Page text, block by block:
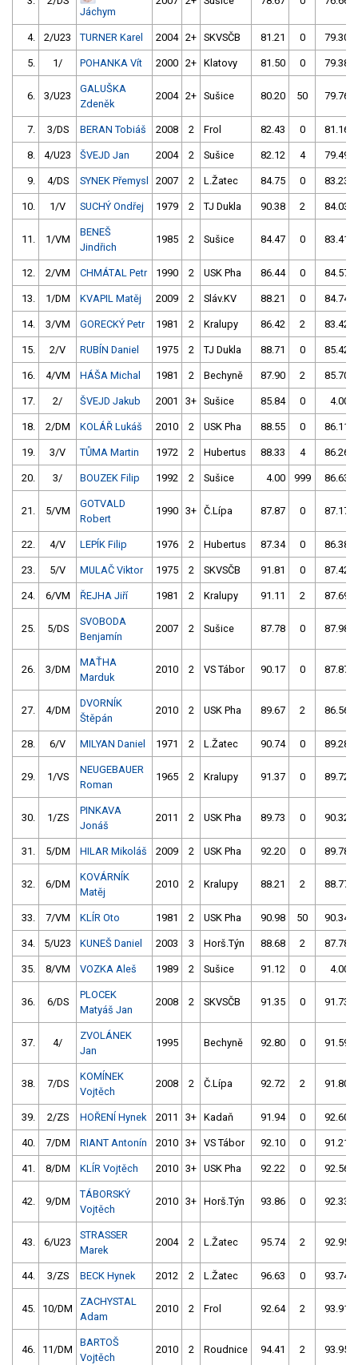
Jáchym
4. 2/U23 TURNER Karel 2004 2+ SKVSČB 81.21 0 79.30
5. 1/ POHANKA Vít 2000 2+ Klatovy 81.50 0 79.38
6. 3/U23
GALUŠKA
Zdeněk
2004 2+ Sušice 80.20 50 79.76
7. 3/DS BERAN Tobiáš 2008 2 Frol 82.43 0 81.16
8. 4/U23 ŠVEJD Jan 2004 2 Sušice 82.12 4 79.49
9. 4/DS SYNEK Přemysl 2007 2 L.Žatec 84.75 0 83.23
10. 1/V SUCHÝ Ondřej 1979 2 TJ Dukla 90.38 2 84.03
11. 1/VM
BENEŠ
Jindřich
1985 2 Sušice 84.47 0 83.41
12. 2/VM CHMÁTAL Petr 1990 2 USK Pha 86.44 0 84.57
13. 1/DM KVAPIL Matěj 2009 2 Sláv.KV 88.21 0 84.74
14. 3/VM GORECKÝ Petr 1981 2 Kralupy 86.42 2 83.42
15. 2/V RUBÍN Daniel 1975 2 TJ Dukla 88.71 0 85.42
16. 4/VM HÁŠA Michal 1981 2 Bechyně 87.90 2 85.70
17. 2/ ŠVEJD Jakub 2001 3+ Sušice 85.84 0 4.00
18. 2/DM KOLÁŘ Lukáš 2010 2 USK Pha 88.55 0 86.11
19. 3/V TŮMA Martin 1972 2 Hubertus 88.33 4 86.26
20. 3/ BOUZEK Filip 1992 2 Sušice 4.00 999 86.63
21. 5/VM
GOTVALD
Robert
1990 3+ Č.Lípa 87.87 0 87.17
22. 4/V LEPÍK Filip 1976 2 Hubertus 87.34 0 86.38
23. 5/V MULAČ Viktor 1975 2 SKVSČB 91.81 0 87.42
24. 6/VM ŘEJHA Jiří 1981 2 Kralupy 91.11 2 87.69
25. 5/DS
SVOBODA
Benjamín
2007 2 Sušice 87.78 0 87.98
26. 3/DM
MAŤHA
Marduk
2010 2 VS Tábor 90.17 0 87.87
27. 4/DM
DVORNÍK
Štěpán
2010 2 USK Pha 89.67 2 86.56
28. 6/V MILYAN Daniel 1971 2 L.Žatec 90.74 0 89.28
29. 1/VS
NEUGEBAUER
Roman
1965 2 Kralupy 91.37 0 89.72
30. 1/ZS
PINKAVA
Jonáš
2011 2 USK Pha 89.73 0 90.32
31. 5/DM HILAR Mikoláš 2009 2 USK Pha 92.20 0 89.78
32. 6/DM
KOVÁRNÍK
Matěj
2010 2 Kralupy 88.21 2 88.77
33. 7/VM KLÍR Oto 1981 2 USK Pha 90.98 50 90.34
34. 5/U23 KUNEŠ Daniel 2003 3 Horš.Týn 88.68 2 87.78
35. 8/VM VOZKA Aleš 1989 2 Sušice 91.12 0 4.00
36. 6/DS
PLOCEK
Matyáš Jan
2008 2 SKVSČB 91.35 0 91.73
37. 4/
ZVOLÁNEK
Jan
1995 Bechyně 92.80 0 91.59
38. 7/DS
KOMÍNEK
Vojtěch
2008 2 Č.Lípa 92.72 2 91.80
39. 2/ZS HOŘENÍ Hynek 2011 3+ Kadaň 91.94 0 92.60
40. 7/DM RIANT Antonín 2010 3+ VS Tábor 92.10 0 91.21
41. 8/DM KLÍR Vojtěch 2010 3+ USK Pha 92.22 0 92.56
42. 9/DM
TÁBORSKÝ
Vojtěch
2010 3+ Horš.Týn 93.86 0 92.33
43. 6/U23
STRASSER
Marek
2004 2 L.Žatec 95.74 2 92.95
44. 3/ZS BECK Hynek 2012 2 L.Žatec 96.63 0 93.74
45. 10/DM
ZACHYSTAL
Adam
2010 2 Frol 92.64 2 93.91
46. 11/DM
BARTOŠ
Vojtěch
2010 2 Roudnice 94.41 2 93.95